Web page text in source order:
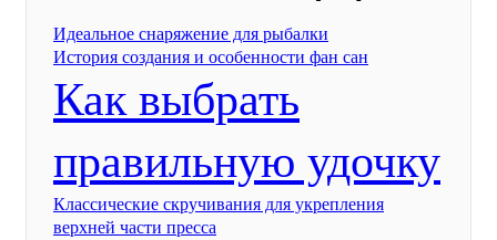
Идеальное снаряжение для рыбалки
История создания и особенности фан сан
Как выбрать
правильную удочку
Классические скручивания для укрепления
верхней части пресса